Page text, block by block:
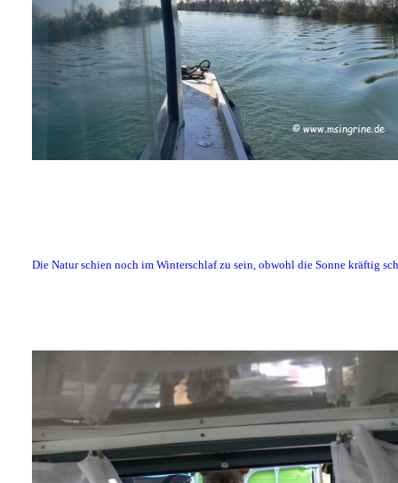
Die Natur schien noch im Winterschlaf zu sein, obwohl die Sonne kräftig